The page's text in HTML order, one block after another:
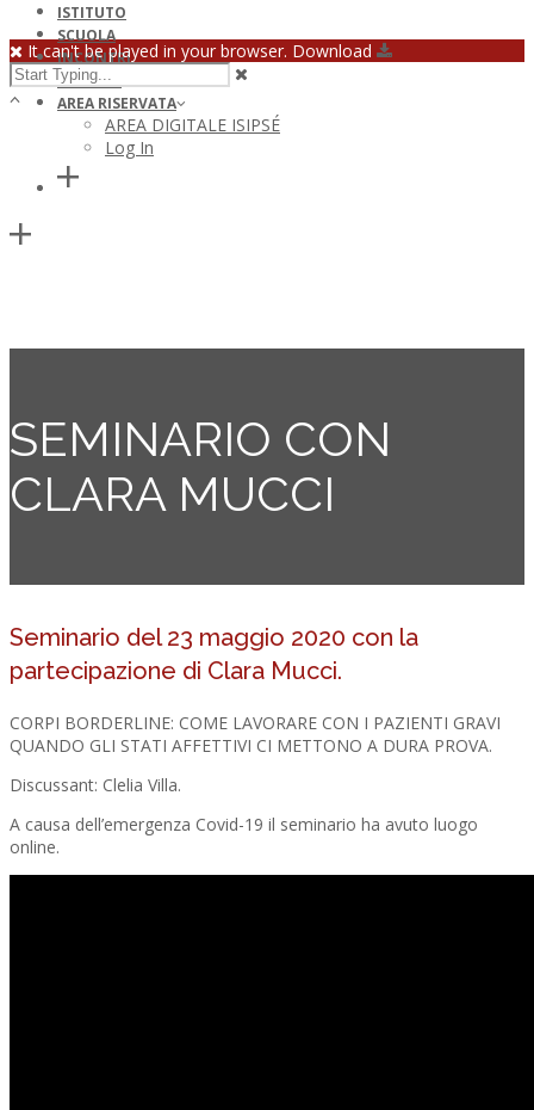
ISTITUTO
SCUOLA
INCONTRI
GALLERY
AREA RISERVATA
AREA DIGITALE ISIPSÉ
Log In
It can't be played in your browser. Download
SEMINARIO CON
CLARA MUCCI
Seminario del 23 maggio 2020 con la
partecipazione di Clara Mucci.
CORPI BORDERLINE: COME LAVORARE CON I PAZIENTI GRAVI
QUANDO GLI STATI AFFETTIVI CI METTONO A DURA PROVA.
Discussant: Clelia Villa.
A causa dell’emergenza Covid-19 il seminario ha avuto luogo
online.